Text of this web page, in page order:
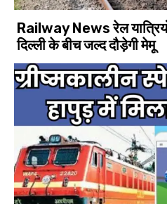
Railway News रेल
दिल्ली के बीच जल्द दौड़ेगी मेमू